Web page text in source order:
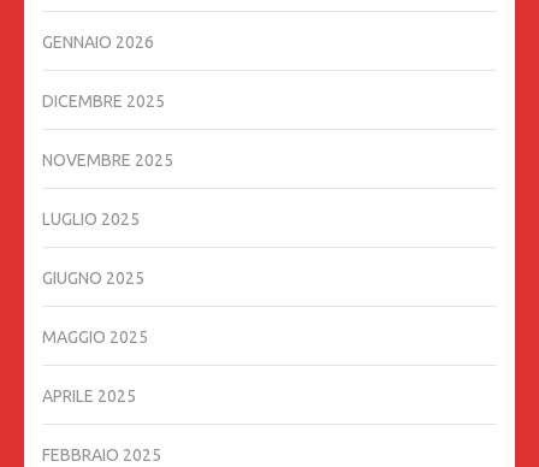
GENNAIO 2026
DICEMBRE 2025
NOVEMBRE 2025
LUGLIO 2025
GIUGNO 2025
MAGGIO 2025
APRILE 2025
FEBBRAIO 2025